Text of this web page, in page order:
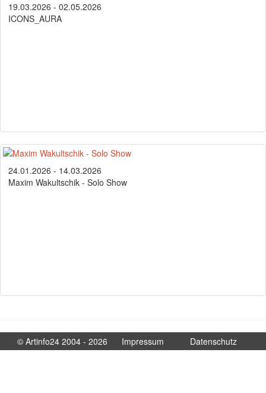
19.03.2026 - 02.05.2026
ICONS_AURA
24.01.2026 - 14.03.2026
Maxim Wakultschik - Solo Show
© Artinfo24 2004 - 2026 Impressum Datenschutz